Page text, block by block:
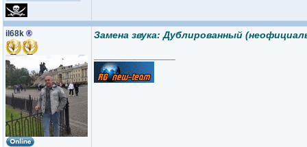
il68k ® Замена звука: Дублированный